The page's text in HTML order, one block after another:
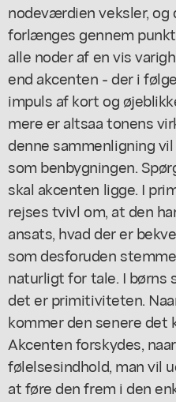
nodeværdien veksler,
forlænges gennem
alle noder af en vis
end akcenten - der i
impuls af kort og
mere er altsaa tonens
denne sammenligning
som benbygningen.
skal akcenten ligge. I
rejses tvivl om, at den
ansats, hvad der er
som desforuden
naturligt for tale. I børns
det er primitiviteten.
kommer den senere
Akcenten forskydes,
følelsesindhold, man vil
at føre den frem i den